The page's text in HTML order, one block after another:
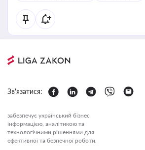
Зв'язатися:
забезпечує український бізнес
інформацією, аналітикою та
технологічними рішеннями для
ефективної та безпечної роботи.